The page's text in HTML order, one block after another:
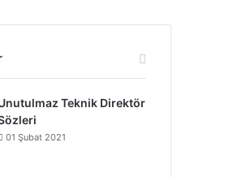
Teknik Direktör
01 Şubat 2021